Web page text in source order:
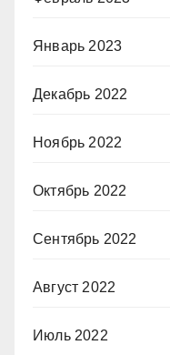
Январь 2023
Декабрь 2022
Ноябрь 2022
Октябрь 2022
Сентябрь 2022
Август 2022
Июль 2022